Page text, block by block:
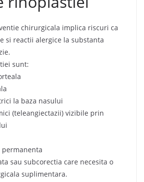
chirurgicala implica riscuri ca
si reactii alergice la substanta
sunt:
la baza nasului
(teleangiectazii) vizibile prin
permanenta
sau subcorectia care necesita o
suplimentara.